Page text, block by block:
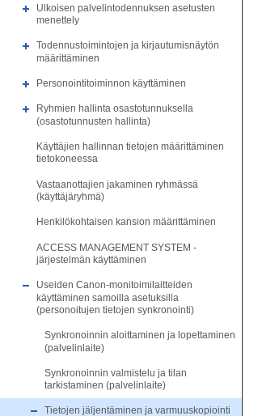
Ulkoisen palvelintodennuksen asetusten
menettely
Todennustoimintojen ja kirjautumisnäytön
määrittäminen
Personointitoiminnon käyttäminen
Ryhmien hallinta osastotunnuksella
(osastotunnusten hallinta)
Käyttäjien hallinnan tietojen määrittäminen
tietokoneessa
Vastaanottajien jakaminen ryhmässä
(käyttäjäryhmä)
Henkilökohtaisen kansion määrittäminen
ACCESS MANAGEMENT SYSTEM -
järjestelmän käyttäminen
Useiden Canon-monitoimilaitteiden
käyttäminen samoilla asetuksilla
(personoitujen tietojen synkronointi)
Synkronoinnin aloittaminen ja lopettaminen
(palvelinlaite)
Synkronoinnin valmistelu ja tilan
tarkistaminen (palvelinlaite)
Tietojen jäljentäminen ja varmuuskopiointi